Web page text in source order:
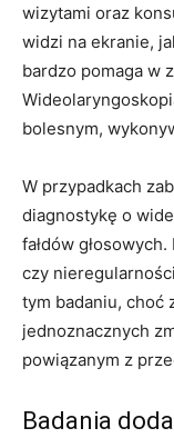
wizytami oraz
widzi na ekranie,
bardzo pomaga w
bolesnym,
W przypadkach
diagnostykę o
fałdów
czy
tym badaniu, choć
jednoznacznych
powiązanym z
Badania